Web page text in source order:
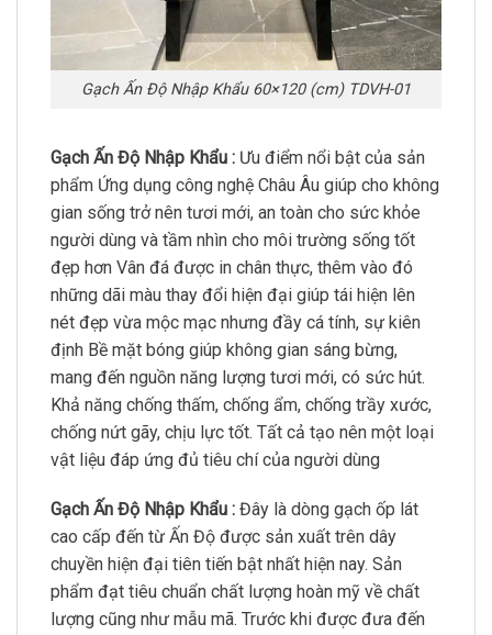
Gạch Ấn Độ Nhập Khẩu 60×120 (cm) TDVH-01
Gạch Ấn Độ Nhập Khẩu : Ưu điểm nổi bật của sản
phẩm Ứng dụng công nghệ Châu Âu giúp cho không
gian sống trở nên tươi mới, an toàn cho sức khỏe
người dùng và tầm nhìn cho môi trường sống tốt
đẹp hơn Vân đá được in chân thực, thêm vào đó
những dãi màu thay đổi hiện đại giúp tái hiện lên
nét đẹp vừa mộc mạc nhưng đầy cá tính, sự kiên
định Bề mặt bóng giúp không gian sáng bừng,
mang đến nguồn năng lượng tươi mới, có sức hút.
Khả năng chống thấm, chống ẩm, chống trầy xước,
chống nứt gãy, chịu lực tốt. Tất cả tạo nên một loại
vật liệu đáp ứng đủ tiêu chí của người dùng
Gạch Ấn Độ Nhập Khẩu : Đây là dòng gạch ốp lát
cao cấp đến từ Ấn Độ được sản xuất trên dây
chuyền hiện đại tiên tiến bật nhất hiện nay. Sản
phẩm đạt tiêu chuẩn chất lượng hoàn mỹ về chất
lượng cũng như mẫu mã. Trước khi được đưa đến